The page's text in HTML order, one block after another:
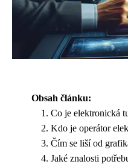
Obsah článku:
Co je elektronická
Kdo je operátor
Čím se liší od
Jaké znalosti